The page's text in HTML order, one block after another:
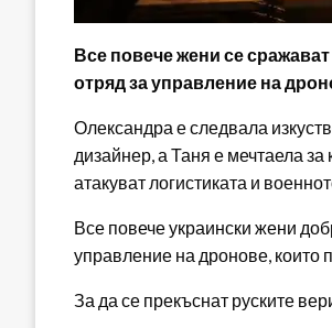
Все повече жени се
отряд за управление на
Олександра е следвала
дизайнер, а Таня е мечтаела
атакуват логистиката и
Все повече украински жени
управление на дронове, които
За да се прекъснат руските